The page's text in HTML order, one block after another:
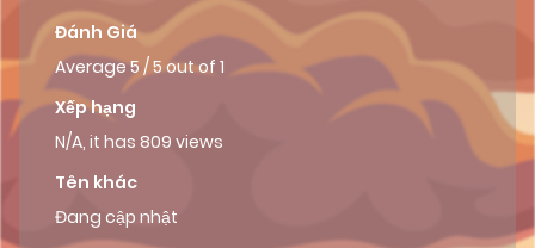
Đánh Giá
Average5 /5out of 1
Xếp hạng
N/A, it has 809 views
Tên khác
Đang cập nhật